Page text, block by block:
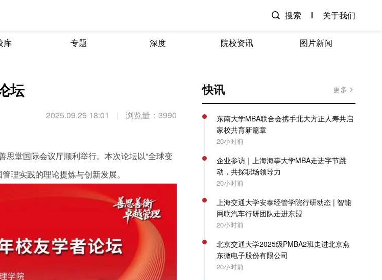
搜索 关于我们
库 专题 深度 院校资讯 图片新闻
坛
2025.09.29 18:01 浏览量：3990
堂国际会议厅顺利举行。本次论坛以“全球变
理实践的理论提炼与创新发展。
快讯 更多
东南大学MBA联合会携手北大方正人寿共启
家校共育新篇章
20小时前
企业参访｜上海海事大学MBA走进字节跳
动，共探职场领导力
20小时前
上海交通大学安泰经管学院行研动态 | 智能
网联汽车行研团队走进东盟
20小时前
北京交通大学2025级PMBA2班走进北京燕
东微电子股份有限公司
20小时前